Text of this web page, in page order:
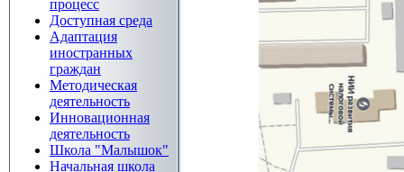
процесс
Доступная среда
Адаптация
иностранных
граждан
Методическая
деятельность
Инновационная
деятельность
Школа "Малышок"
Начальная школа